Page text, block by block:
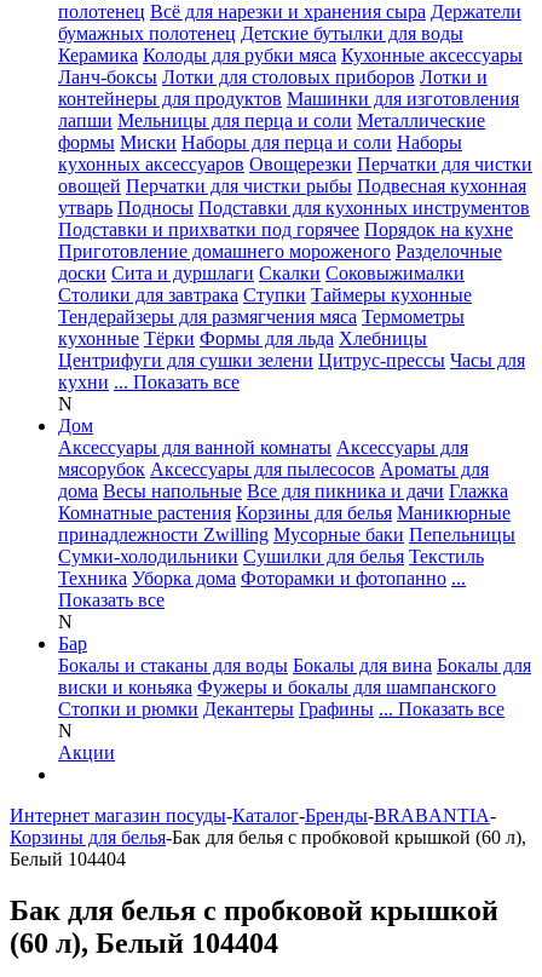
полотенец Всё для нарезки и хранения сыра Держатели
бумажных полотенец Детские бутылки для воды
Керамика Колоды для рубки мяса Кухонные аксессуары
Ланч-боксы Лотки для столовых приборов Лотки и
контейнеры для продуктов Машинки для изготовления
лапши Мельницы для перца и соли Металлические
формы Миски Наборы для перца и соли Наборы
кухонных аксессуаров Овощерезки Перчатки для чистки
овощей Перчатки для чистки рыбы Подвесная кухонная
утварь Подносы Подставки для кухонных инструментов
Подставки и прихватки под горячее Порядок на кухне
Приготовление домашнего мороженого Разделочные
доски Сита и дуршлаги Скалки Соковыжималки
Столики для завтрака Ступки Таймеры кухонные
Тендерайзеры для размягчения мяса Термометры
кухонные Тёрки Формы для льда Хлебницы
Центрифуги для сушки зелени Цитрус-прессы Часы для
кухни ... Показать все
N
Дом
Аксессуары для ванной комнаты Аксессуары для
мясорубок Аксессуары для пылесосов Ароматы для
дома Весы напольные Все для пикника и дачи Глажка
Комнатные растения Корзины для белья Маникюрные
принадлежности Zwilling Мусорные баки Пепельницы
Сумки-холодильники Сушилки для белья Текстиль
Техника Уборка дома Фоторамки и фотопанно ...
Показать все
N
Бар
Бокалы и стаканы для воды Бокалы для вина Бокалы для
виски и коньяка Фужеры и бокалы для шампанского
Стопки и рюмки Декантеры Графины ... Показать все
N
Акции
Интернет магазин посуды-Каталог-Бренды-BRABANTIA-
Корзины для белья-Бак для белья с пробковой крышкой (60 л),
Белый 104404
Бак для белья с пробковой крышкой
(60 л), Белый 104404